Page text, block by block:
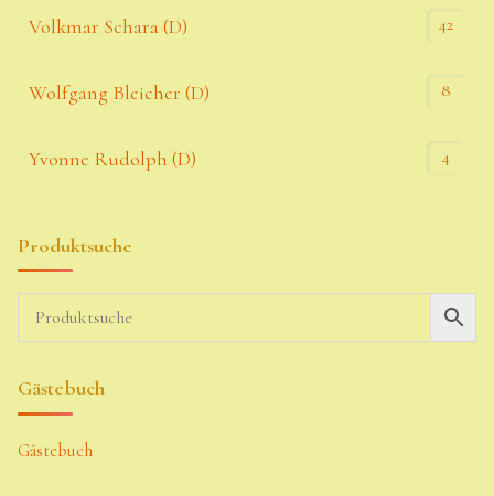
Volkmar Schara (D) 42
Wolfgang Bleicher (D) 8
Yvonne Rudolph (D) 4
Produktsuche
Gästebuch
Gästebuch